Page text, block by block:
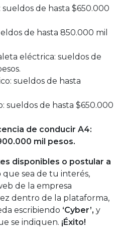
de hasta $650.000
de hasta 850.000 mil
eléctrica: sueldos de
sueldos de hasta
sueldos de hasta $650.000
de conducir A4:
mil pesos.
disponibles o postular a
que sea de tu interés,
de la empresa
dentro de la plataforma,
escribiendo ‘Cyber’, y
se indiquen. ¡Éxito!